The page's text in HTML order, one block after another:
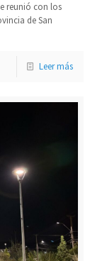
reunió con los
de San
Leer más